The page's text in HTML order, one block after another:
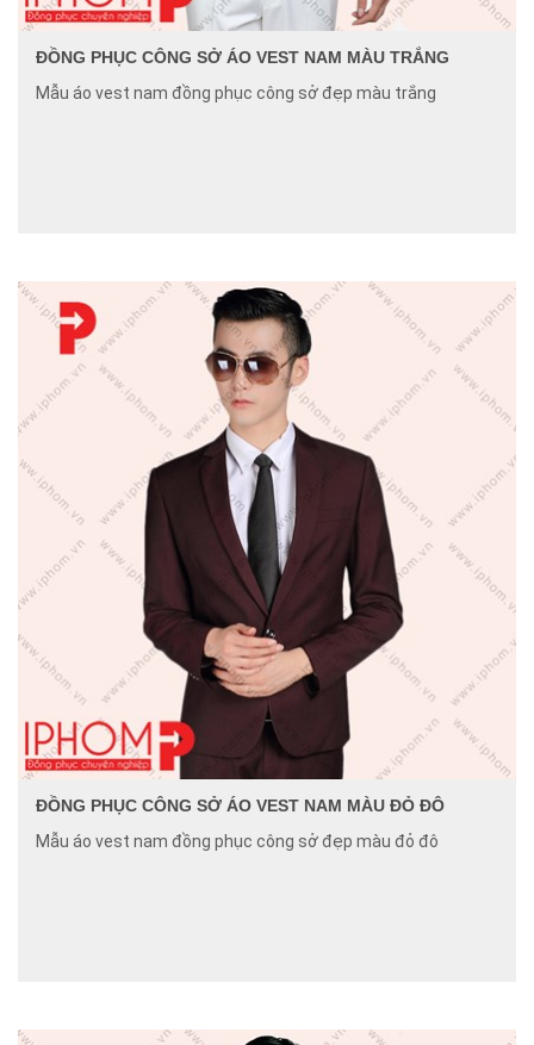
ĐỒNG PHỤC CÔNG SỞ ÁO VEST NAM MÀU TRẮNG
Mẫu áo vest nam đồng phục công sở đẹp màu trắng
ĐỒNG PHỤC CÔNG SỞ ÁO VEST NAM MÀU ĐỎ ĐÔ
Mẫu áo vest nam đồng phục công sở đẹp màu đỏ đô